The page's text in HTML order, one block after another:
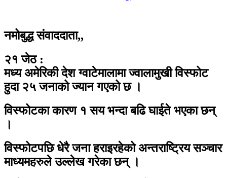
नमोबुद्ध संवाददाता,,
२१ जेठ :
मध्य अमेरिकी देश ग्वाटेमालामा ज्वालामुखी विस्फोट
हुदा २५ जनाको ज्यान गएको छ ।
विस्फोटका कारण १ सय भन्दा बढि घाईते भएका छन्
।
विस्फोटपछि धेरै जना हराइरहेको अन्तराष्ट्रिय सञ्चार
माध्यमहरुले उल्लेख गरेका छन् ।